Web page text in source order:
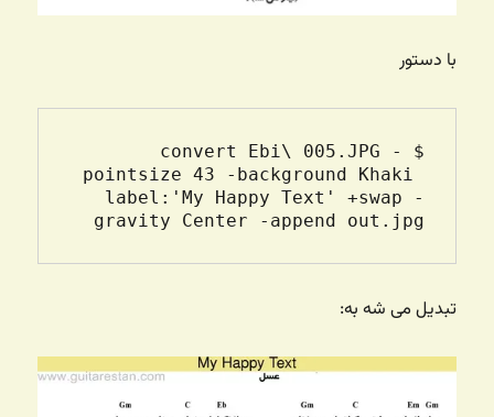
با دستور
$ convert Ebi\ 005.JPG -
pointsize 43 -background Khaki
label:'My Happy Text' +swap -
gravity Center -append out.jpg
تبدیل می شه به: